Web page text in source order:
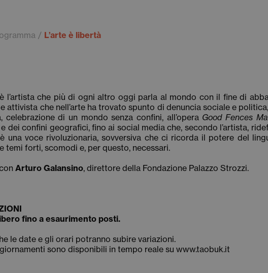
L’arte è libertà
l’artista che più di ogni altro oggi parla al mondo con il fine di
attivista che nell’arte ha trovato spunto di denuncia sociale e
celebrazione di un mondo senza confini, all’opera Good Fences
dei confini geografici, fino ai social media che, secondo l’artista,
una voce rivoluzionaria, sovversiva che ci ricorda il potere del
temi forti, scomodi e, per questo, necessari.
Arturo Galansino, direttore della Fondazione Palazzo Strozzi.
fino a esaurimento posti.
le date e gli orari potranno subire variazioni.
sono disponibili in tempo reale su www.taobuk.it